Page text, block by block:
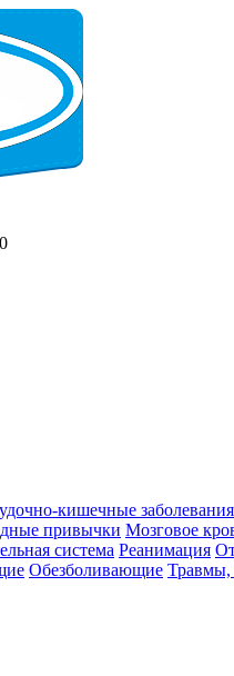
кишечные заболевания
привычки Мозговое
система Реанимация
Обезболивающие Травмы,